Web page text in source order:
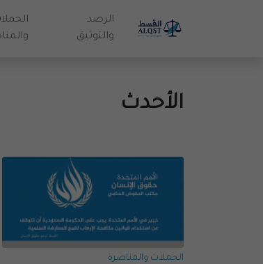
الرصد
والتوثيق
الأحدث
الحملات والمناصرة